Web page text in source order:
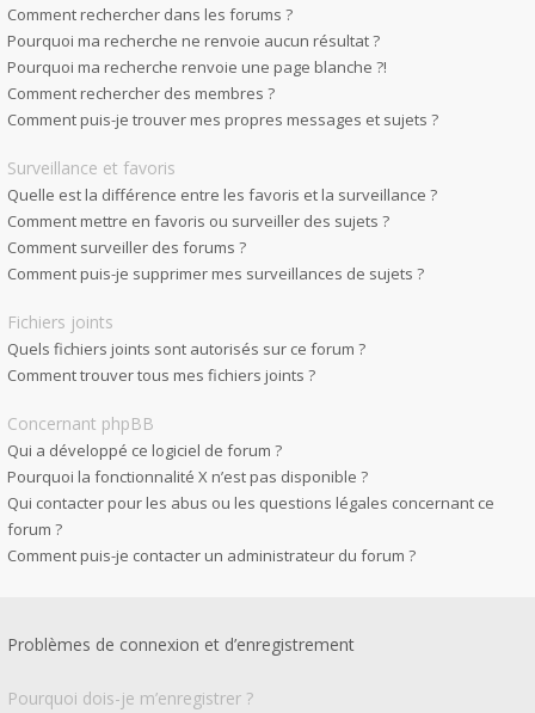
Comment rechercher dans les forums ?
Pourquoi ma recherche ne renvoie aucun résultat ?
Pourquoi ma recherche renvoie une page blanche ?!
Comment rechercher des membres ?
Comment puis-je trouver mes propres messages et sujets ?
Surveillance et favoris
Quelle est la différence entre les favoris et la surveillance ?
Comment mettre en favoris ou surveiller des sujets ?
Comment surveiller des forums ?
Comment puis-je supprimer mes surveillances de sujets ?
Fichiers joints
Quels fichiers joints sont autorisés sur ce forum ?
Comment trouver tous mes fichiers joints ?
Concernant phpBB
Qui a développé ce logiciel de forum ?
Pourquoi la fonctionnalité X n’est pas disponible ?
Qui contacter pour les abus ou les questions légales concernant ce
forum ?
Comment puis-je contacter un administrateur du forum ?
Problèmes de connexion et d’enregistrement
Pourquoi dois-je m’enregistrer ?